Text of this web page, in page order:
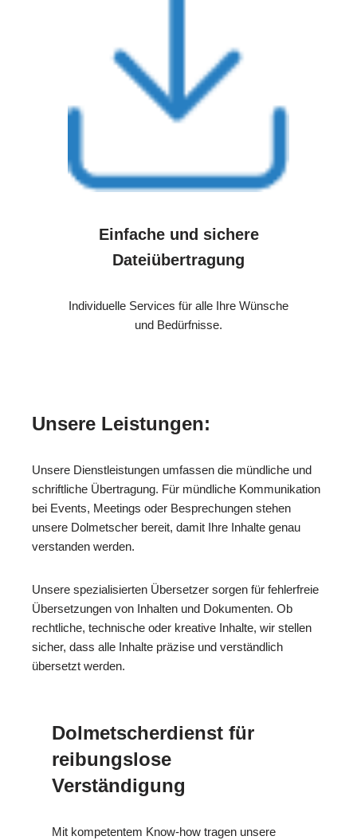
Einfache und sichere
Dateiübertragung
Individuelle Services für alle Ihre Wünsche
und Bedürfnisse.
Unsere Leistungen:
Unsere Dienstleistungen umfassen die mündliche und
schriftliche Übertragung. Für mündliche Kommunikation
bei Events, Meetings oder Besprechungen stehen
unsere Dolmetscher bereit, damit Ihre Inhalte genau
verstanden werden.
Unsere spezialisierten Übersetzer sorgen für fehlerfreie
Übersetzungen von Inhalten und Dokumenten. Ob
rechtliche, technische oder kreative Inhalte, wir stellen
sicher, dass alle Inhalte präzise und verständlich
übersetzt werden.
Dolmetscherdienst für
reibungslose
Verständigung
Mit kompetentem Know-how tragen unsere